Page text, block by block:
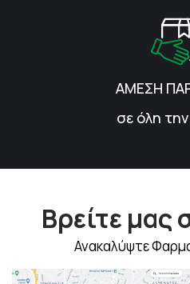
ΑΜΕΣΗ
σε όλη
Βρείτε μας
Ανακαλύψτε